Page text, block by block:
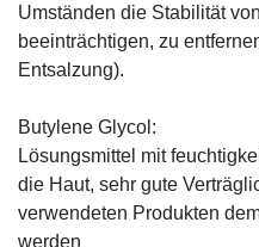
Umständen die Stabilität
beeinträchtigen, zu
Entsalzung).
Butylene Glycol:
Lösungsmittel mit
die Haut, sehr gute
verwendeten Produkten
werden